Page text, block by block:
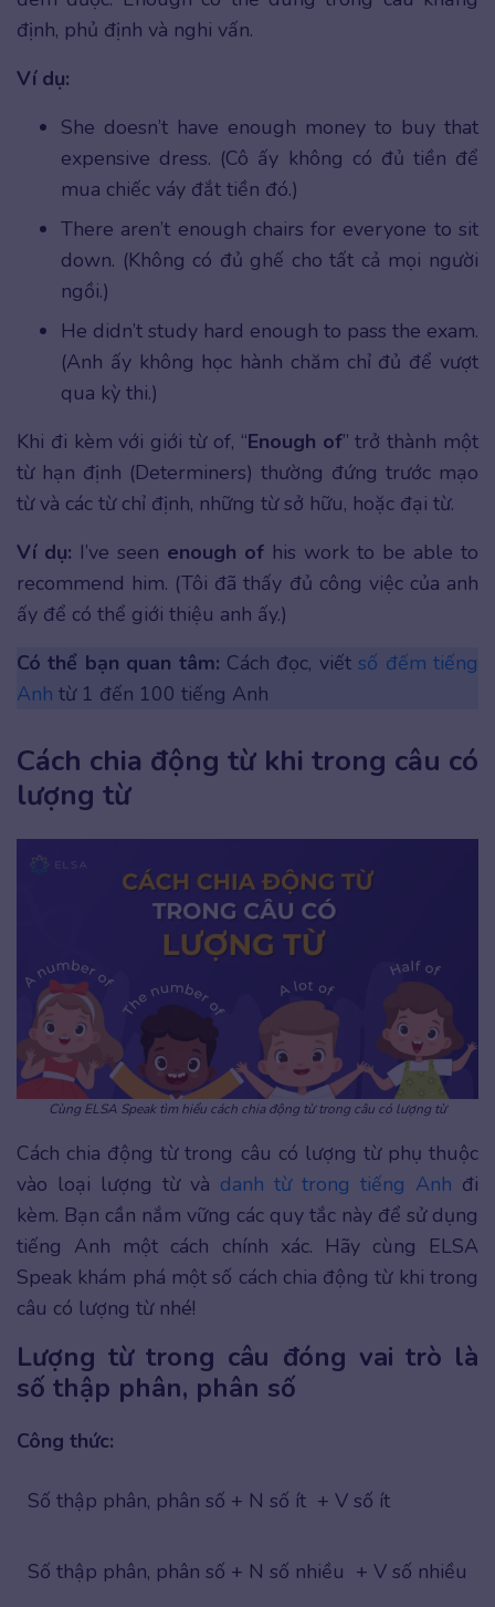
định, phủ định và nghi vấn.
Ví dụ:
She doesn’t have enough money to buy that
expensive dress. (Cô ấy không có đủ tiền để
mua chiếc váy đắt tiền đó.)
There aren’t enough chairs for everyone to sit
down. (Không có đủ ghế cho tất cả mọi người
ngồi.)
He didn’t study hard enough to pass the exam.
(Anh ấy không học hành chăm chỉ đủ để vượt
qua kỳ thi.)
Khi đi kèm với giới từ of, “Enough of” trở thành một
từ hạn định (Determiners) thường đứng trước mạo
từ và các từ chỉ định, những từ sở hữu, hoặc đại từ.
Ví dụ: I’ve seen enough of his work to be able to
recommend him. (Tôi đã thấy đủ công việc của anh
ấy để có thể giới thiệu anh ấy.)
Có thể bạn quan tâm: Cách đọc, viếtsố đếm tiếng
Anh từ 1 đến 100 tiếng Anh
Cách chia động từ khi trong câu có
lượng từ
Cùng ELSA Speak tìm hiểu cách chia động từ trong câu có lượng từ
Cách chia động từ trong câu có lượng từ phụ thuộc
vào loại lượng từ và danh từ trong tiếng Anh đi
kèm. Bạn cần nắm vững các quy tắc này để sử dụng
tiếng Anh một cách chính xác. Hãy cùng ELSA
Speak khám phá một số cách chia động từ khi trong
câu có lượng từ nhé!
Lượng từ trong câu đóng vai trò là
số thập phân, phân số
Công thức:
Số thập phân, phân số + N số ít + V số ít
Số thập phân, phân số + N số nhiều + V số nhiều